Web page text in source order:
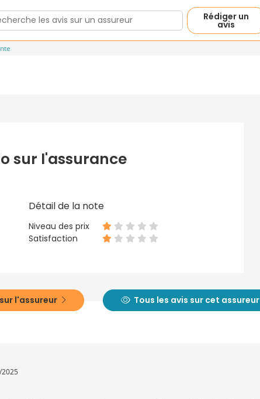
Rédiger un
avis
sur l'assurance
Détail de la note
Niveau des prix
Satisfaction
l'assureur Tous les avis sur cet assureur